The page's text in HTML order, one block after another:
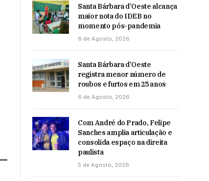
Santa Bárbara d’Oeste alcança
maior nota do IDEB no
momento pós-pandemia
6 de Agosto, 2026
Santa Bárbara d’Oeste
registra menor número de
roubos e furtos em 25 anos
6 de Agosto, 2026
Com André do Prado, Felipe
Sanches amplia articulação e
consolida espaço na direita
paulista
5 de Agosto, 2026